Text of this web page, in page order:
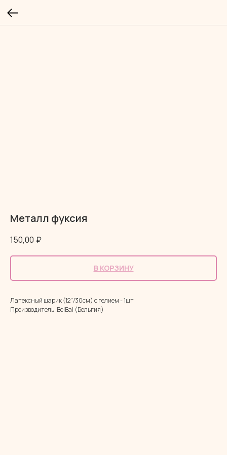
Металл фуксия
150,00 ₽
В КОРЗИНУ
Латексный шарик (12"/30см) с гелием - 1шт
Производитель: BelBal (Бельгия)